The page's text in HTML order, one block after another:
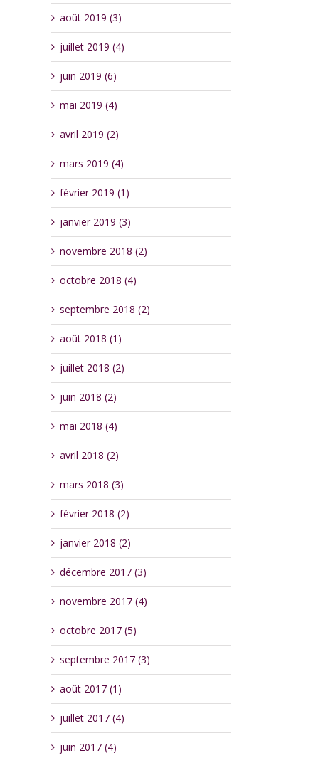
août 2019 (3)
juillet 2019 (4)
juin 2019 (6)
mai 2019 (4)
avril 2019 (2)
mars 2019 (4)
février 2019 (1)
janvier 2019 (3)
novembre 2018 (2)
octobre 2018 (4)
septembre 2018 (2)
août 2018 (1)
juillet 2018 (2)
juin 2018 (2)
mai 2018 (4)
avril 2018 (2)
mars 2018 (3)
février 2018 (2)
janvier 2018 (2)
décembre 2017 (3)
novembre 2017 (4)
octobre 2017 (5)
septembre 2017 (3)
août 2017 (1)
juillet 2017 (4)
juin 2017 (4)